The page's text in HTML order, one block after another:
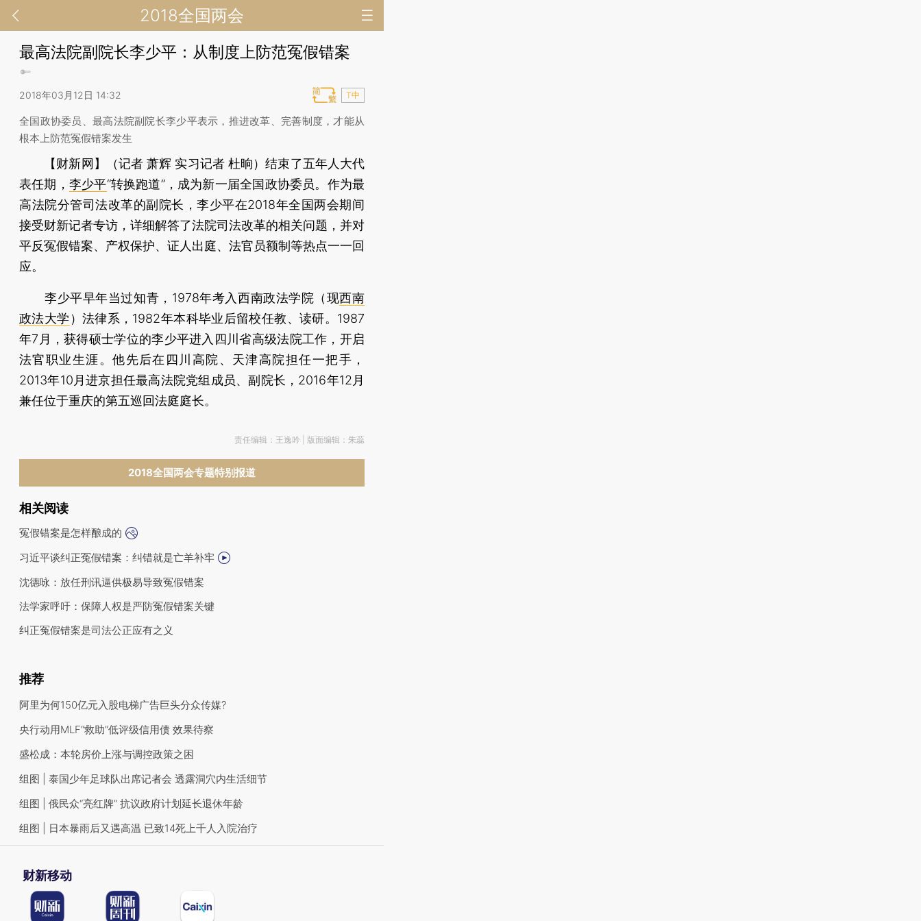
2018全国两会
最高法院副院长李少平：从制度上防范冤假错案
2018年03月12日 14:32 T中
全国政协委员、最高法院副院长李少平表示，推进改革、完善制度，才能从
根本上防范冤假错案发生
【财新网】（记者 萧辉 实习记者 杜晌）结束了五年人大代
表任期， 李少平“转换跑道”，成为新一届全国政协委员。作为最
高法院分管司法改革的副院长，李少平在2018年全国两会期间
接受财新记者专访，详细解答了法院司法改革的相关问题，并对
平反冤假错案、产权保护、证人出庭、法官员额制等热点一一回
应。
李少平早年当过知青，1978年考入西南政法学院（现西南
政法大学 ）法律系，1982年本科毕业后留校任教、读研。1987
年7月，获得硕士学位的李少平进入四川省高级法院工作，开启
法官职业生涯。他先后在四川高院、天津高院担任一把手，
2013年10月进京担任最高法院党组成员、副院长，2016年12月
兼任位于重庆的第五巡回法庭庭长。
责任编辑：王逸吟 | 版面编辑：朱蕊
2018全国两会专题特别报道
相关阅读
冤假错案是怎样酿成的
习近平谈纠正冤假错案：纠错就是亡羊补牢
沈德咏：放任刑讯逼供极易导致冤假错案
法学家呼吁：保障人权是严防冤假错案关键
纠正冤假错案是司法公正应有之义
推荐
阿里为何150亿元入股电梯广告巨头分众传媒?
央行动用MLF“救助”低评级信用债 效果待察
盛松成：本轮房价上涨与调控政策之困
组图 | 泰国少年足球队出席记者会 透露洞穴内生活细节
组图 | 俄民众“亮红牌” 抗议政府计划延长退休年龄
组图 | 日本暴雨后又遇高温 已致14死上千人入院治疗
财新移动